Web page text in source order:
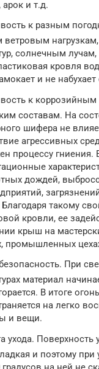
арок и т.д.
к разным
солнечным
кровля
и не набухает
к
составам. На
шифера не
агрессивных
процессу гниения.
дождей,
такому
кровли, ее
крыш на
промышленных
При
материал
В итоге
на легко
и вещи.
ухода. Поверхность
и поэтому при